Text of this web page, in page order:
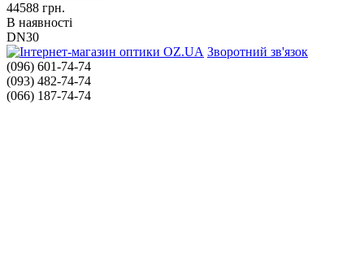
44588 грн.
В наявності
DN30
Зворотний зв'язок
(096) 601-74-74
(093) 482-74-74
(066) 187-74-74